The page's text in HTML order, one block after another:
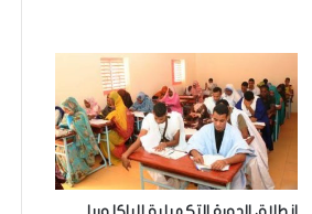
وتوزيع المخدرات والمؤثرات
ينشر بيان مجلس الوزراء